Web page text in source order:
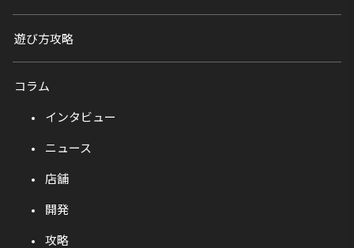
遊び方攻略
コラム
インタビュー
ニュース
店舗
開発
攻略